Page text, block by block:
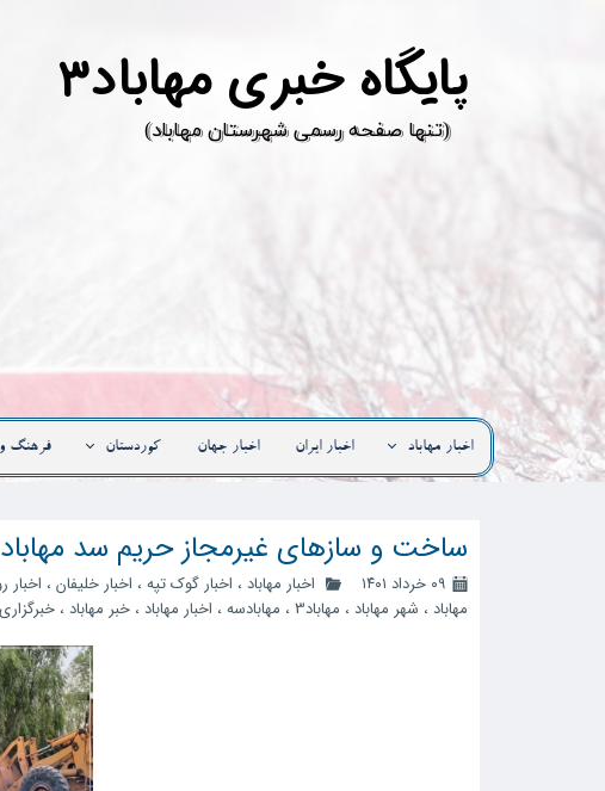
پ
​(تنها صفحه رسمی شهرستان مهاباد)
اخبار مهاباد اخبار ایران اخبار جهان کوردستان فرهنگ و
ساخت و ساز‌های غیرمجاز حریم سد
۰۹ خرداد ۱۴۰۱ اخبار مهاباد ، اخبار گوک تپه ، اخبار خلیفان ، اخبار
مهاباد ، شهر مهاباد ، مهاباد3 ، مهابادسه ، اخبار مهاباد ،خبر مهاباد ،خبرگزاری